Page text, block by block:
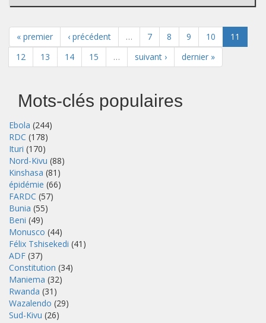
« premier ‹ précédent … 7 8 9 10
11
12
13 14 15 … suivant › dernier »
Mots-clés populaires
Ebola (244)
RDC (178)
Ituri (170)
Nord-Kivu (88)
Kinshasa (81)
épidémie (66)
FARDC (57)
Bunia (55)
Beni (49)
Monusco (44)
Félix Tshisekedi (41)
ADF (37)
Constitution (34)
Maniema (32)
Rwanda (31)
Wazalendo (29)
Sud-Kivu (26)